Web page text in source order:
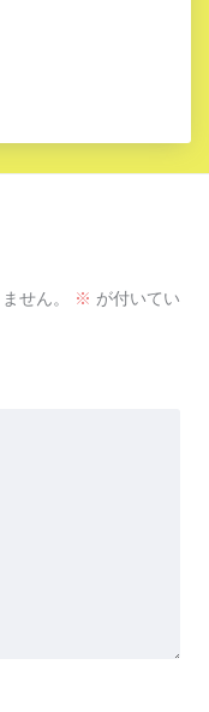
せん。 ※ が付いてい